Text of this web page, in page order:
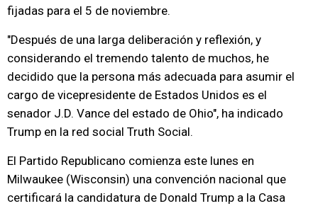
fijadas para el 5 de noviembre.
"Después de una larga deliberación y reflexión, y
considerando el tremendo talento de muchos, he
decidido que la persona más adecuada para asumir el
cargo de vicepresidente de Estados Unidos es el
senador J.D. Vance del estado de Ohio", ha indicado
Trump en la red social Truth Social.
El Partido Republicano comienza este lunes en
Milwaukee (Wisconsin) una convención nacional que
certificará la candidatura de Donald Trump a la Casa